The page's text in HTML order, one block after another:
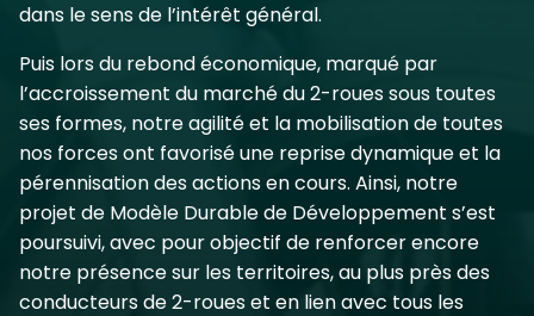
dans le sens de l’intérêt général.
Puis lors du rebond économique, marqué par
l’accroissement du marché du 2-roues sous toutes
ses formes, notre agilité et la mobilisation de toutes
nos forces ont favorisé une reprise dynamique et la
pérennisation des actions en cours. Ainsi, notre
projet de Modèle Durable de Développement s’est
poursuivi, avec pour objectif de renforcer encore
notre présence sur les territoires, au plus près des
conducteurs de 2-roues et en lien avec tous les